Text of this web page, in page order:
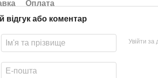
Оплата
відгук або коментар
Увійти за